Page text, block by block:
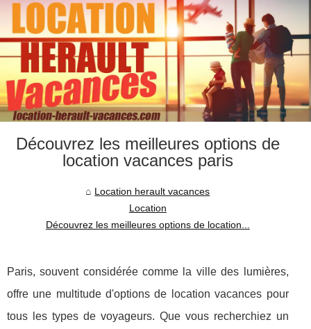
Découvrez les meilleures options de
location vacances paris
Location herault vacances
Location
Découvrez les meilleures options de location...
Paris, souvent considérée comme la ville des lumières,
offre une multitude d'options de location vacances pour
tous les types de voyageurs. Que vous recherchiez un